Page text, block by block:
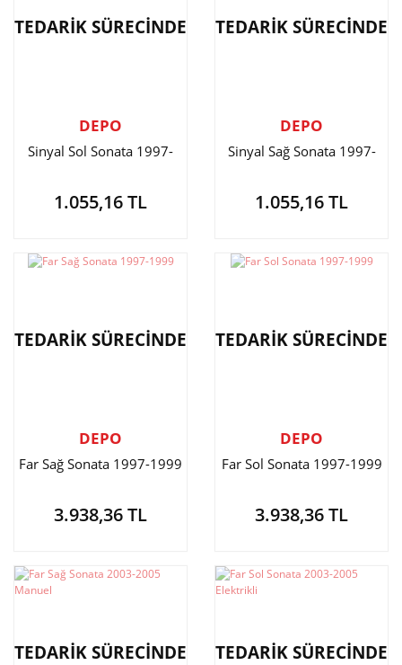
TEDARİK SÜRECİNDE
DEPO
Sinyal Sol Sonata 1997-
1.055,16 TL
TEDARİK SÜRECİNDE
DEPO
Sinyal Sağ Sonata 1997-
1.055,16 TL
TEDARİK SÜRECİNDE
DEPO
Far Sağ Sonata 1997-1999
3.938,36 TL
TEDARİK SÜRECİNDE
DEPO
Far Sol Sonata 1997-1999
3.938,36 TL
TEDARİK SÜRECİNDE TEDARİK SÜRECİNDE